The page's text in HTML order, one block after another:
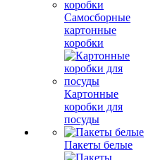
Самосборные
картонные
коробки
Картонные
коробки для
посуды
Пакеты белые